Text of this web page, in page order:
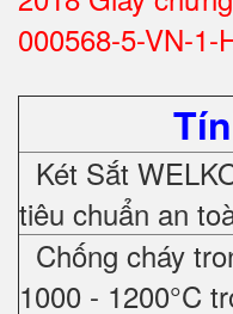
000568-5-VN-1-
Két Sắt
tiêu chuẩn an
Chống cháy
1000 - 1200°C